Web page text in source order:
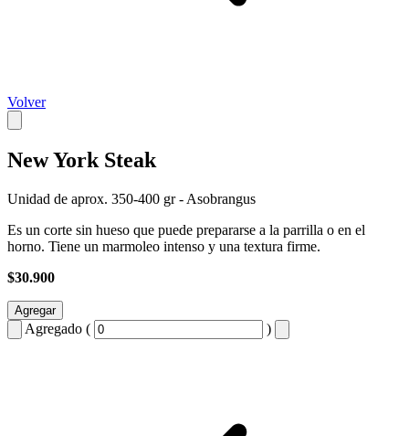
Volver
New York Steak
Unidad de aprox. 350-400 gr - Asobrangus
Es un corte sin hueso que puede prepararse a la parrilla o en el
horno. Tiene un marmoleo intenso y una textura firme.
$30.900
Agregar
Agregado ( )